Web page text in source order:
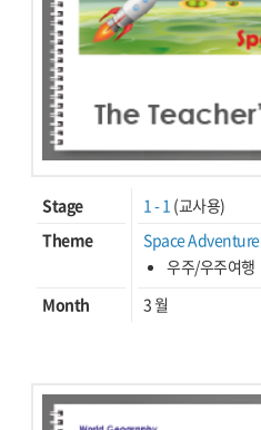
Stage 1 - 1 (교사용)
Theme
Space Adventure
우주/우주여행
Month
3 월